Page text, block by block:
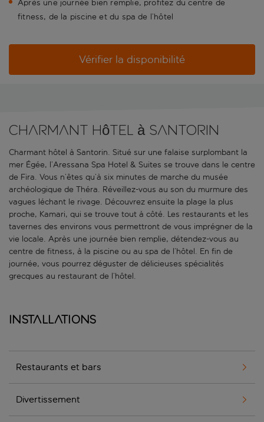
Après une journée bien remplie, profitez du centre de
fitness, de la piscine et du spa de l’hôtel
Vérifier la disponibilité
Charmant hôtel à Santorin
Charmant hôtel à Santorin. Situé sur une falaise surplombant la
mer Égée, l’Aressana Spa Hotel & Suites se trouve dans le centre
de Fira. Vous n’êtes qu’à six minutes de marche du musée
archéologique de Théra. Réveillez-vous au son du murmure des
vagues léchant le rivage. Découvrez ensuite la plage la plus
proche, Kamari, qui se trouve tout à côté. Les restaurants et les
tavernes des environs vous permettront de vous imprégner de la
vie locale. Après une journée bien remplie, détendez-vous au
centre de fitness, à la piscine ou au spa de l’hôtel. En fin de
journée, vous pourrez déguster de délicieuses spécialités
grecques au restaurant de l’hôtel.
Installations
Restaurants et bars
Divertissement